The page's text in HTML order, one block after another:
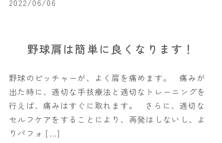
野球肩は簡単に良くなります！
野球のピッチャーが、よく肩を痛めます。 痛みが
出た時に、適切な手技療法と適切なトレーニングを
行えば、痛みはすぐに取れます。 さらに、適切な
セルフケアをすることにより、再発はしないし、よ
りパフォ […]